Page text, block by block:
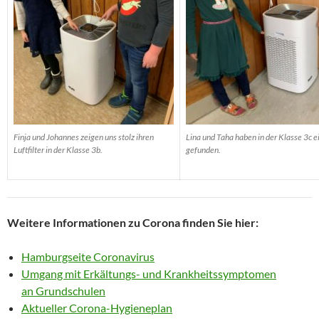
Finja und Johannes zeigen uns stolz ihren
Luftfilter in der Klasse 3b.
Lina und Taha haben in der Klasse 3c
gefunden.
Weitere Informationen zu Corona finden Sie hier:
Hamburgseite Coronavirus
Umgang mit Erkältungs- und Krankheitssymptomen
an Grundschulen
Aktueller Corona-Hygieneplan